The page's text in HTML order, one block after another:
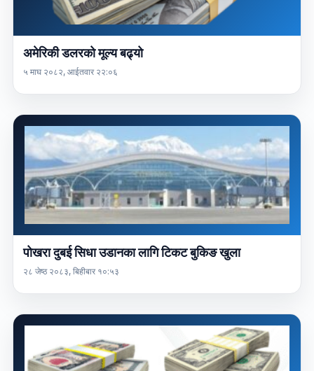
अमेरिकी डलरको मूल्य बढ्यो
५ माघ २०८२, आईतवार २२:०६
पोखरा दुबई सिधा उडानका लागि टिकट बुकिङ खुला
२८ जेष्ठ २०८३, बिहीबार १०:५३